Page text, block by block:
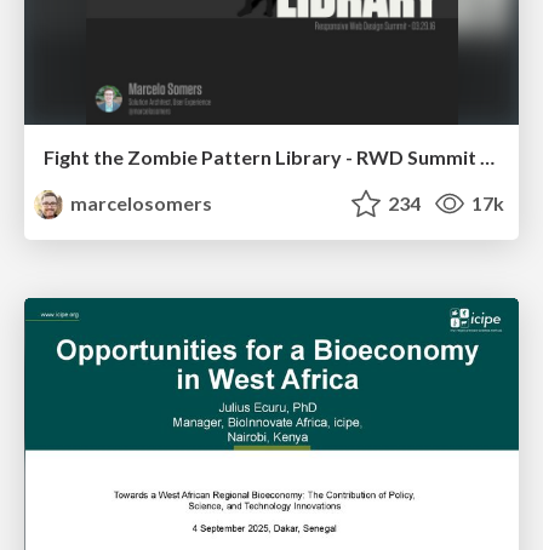
Fight the Zombie Pattern Library - RWD Summit 2016
marcelosomers
234 17k